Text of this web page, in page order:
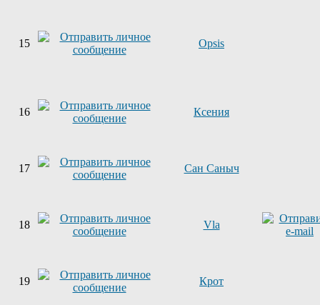
15 Opsis
16 Ксения
17 Сан Саныч
18 Vla
19 Крот